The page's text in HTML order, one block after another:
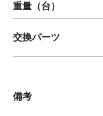
重量（台）
交換パーツ
備考